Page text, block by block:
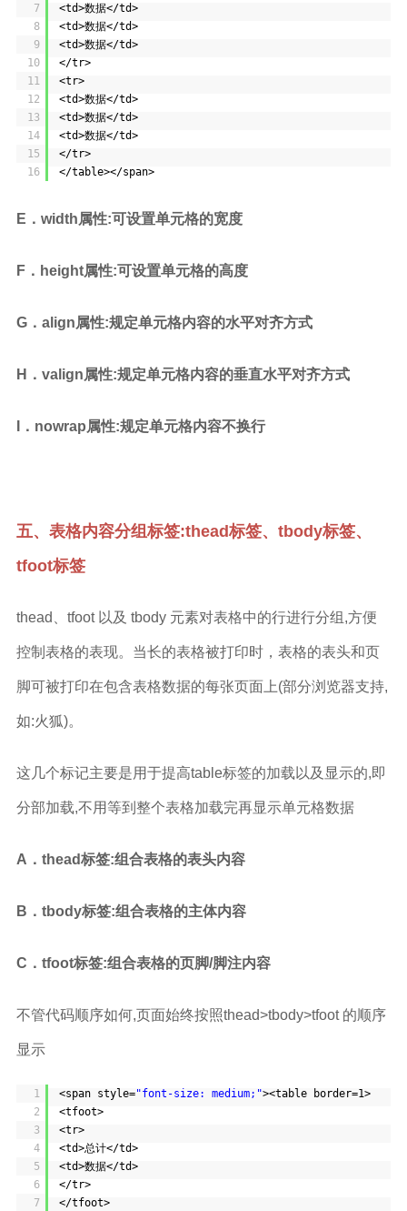
7
8
9
10
11
12
13
14
15
16
<td>数据</td>
<td>数据</td>
<td>数据</td>
</tr>
<tr>
<td>数据</td>
<td>数据</td>
<td>数据</td>
</tr>
</table></span>
E．width属性:可设置单元格的宽度
F．height属性:可设置单元格的高度
G．align属性:规定单元格内容的水平对齐方式
H．valign属性:规定单元格内容的垂直水平对齐方式
I．nowrap属性:规定单元格内容不换行
五、表格内容分组标签:thead标签、tbody标签、
tfoot标签
thead、tfoot 以及 tbody 元素对表格中的行进行分组,方便
控制表格的表现。当长的表格被打印时，表格的表头和页
脚可被打印在包含表格数据的每张页面上(部分浏览器支持,
如:火狐)。
这几个标记主要是用于提高table标签的加载以及显示的,即
分部加载,不用等到整个表格加载完再显示单元格数据
A．thead标签:组合表格的表头内容
B．tbody标签:组合表格的主体内容
C．tfoot标签:组合表格的页脚/脚注内容
不管代码顺序如何,页面始终按照thead>tbody>tfoot 的顺序
显示
1
2
3
4
5
6
7
<span style="font-size: medium;"><table border=1>
<tfoot>
<tr>
<td>总计</td>
<td>数据</td>
</tr>
</tfoot>